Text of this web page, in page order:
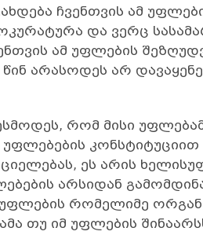
ჩვენთვის ამ
და ვერც
ამ უფლების
წინ არასოდეს არ
რომ მისი
უფლებების
ეს არის
არსიდან
რომელიმე
თუ იმ უფლების